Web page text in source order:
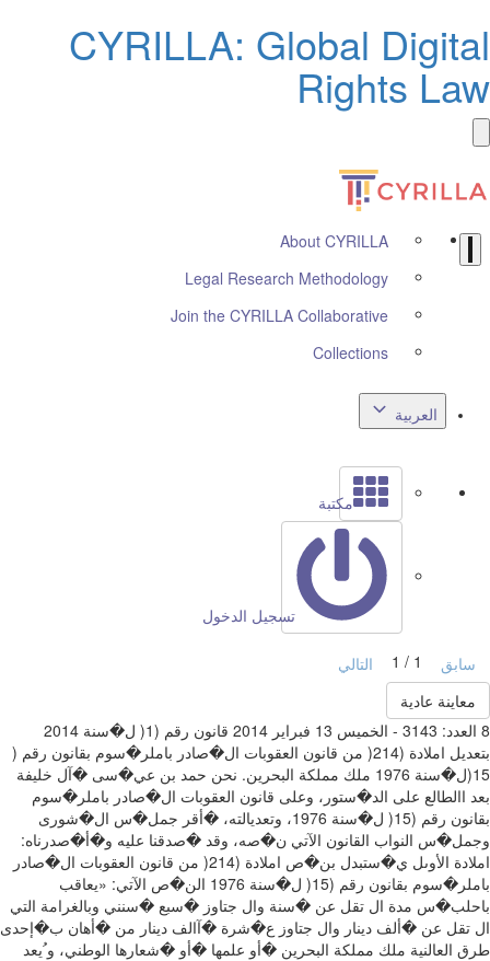
CYRILLA: Global
Rights
About CYRILLA
Legal Research Methodology
Join the CYRILLA Collaborative
Collections
العربية
مكتبة
تسجيل الدخول
التالي
عادية
‫بعد االطالع على الد�ستور‪،‬‬ ‫وعلى قانون العقوبات ال�صادر باملر�سوم
بقانون رقم (‪ )15‬ل�سنة ‪ ،1976‬وتعديالته‪،‬‬ ‫�أقر جمل�س ال�شورى
‫املادة الأوىل‬ ‫ي�ستبدل بن�ص املادة (‪ )214‬من قانون العقوبات ال�صادر
باملر�سوم بقانون رقم (‪ )15‬ل�سنة‬ ‫‪ 1976‬الن�ص الآتي‪:‬‬ ‫«يعاقب
مدة ال تقل عن �سنة وال جتاوز �سبع �سنني وبالغرامة التي
ال تقل عن �ألف‬ ‫دينار وال جتاوز ع�شرة �آالف دينار من �أهان ب�إحدى
طرق العالنية ملك مملكة البحرين �أو علمها‬ ‫�أو �شعارها الوطني‪ ،‬و ُيعد